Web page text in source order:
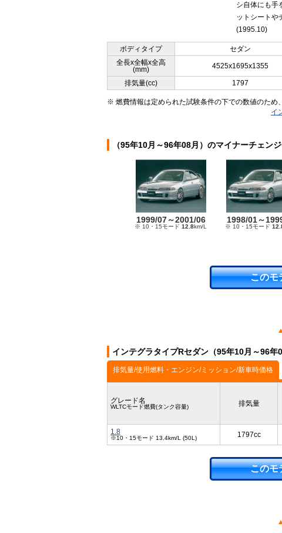
シ自体にも手
ットシートや
(1995.10)
ボディタイプ セダン
全長x全幅x全高
(mm)
4525x1695x1355
排気量(cc) 1797
※ 燃費情報は定められた試験条件の下での数値のため
イ
（95年10月～96年08月）のマイナーチェン
1999/07～2001/06
※ 10・15モード 12.8km/L
1998/01～
※ 10・15モード
このモ
インテグラタイプRセダン（95年10月～96年
排気量/使用燃料・エンジン/ミッション/新車時価格
グレード名
WLTCモード燃費(タンク容量) 排気量
1.8
※10・15モード 13.4km/L (50L) 1797cc
このモ